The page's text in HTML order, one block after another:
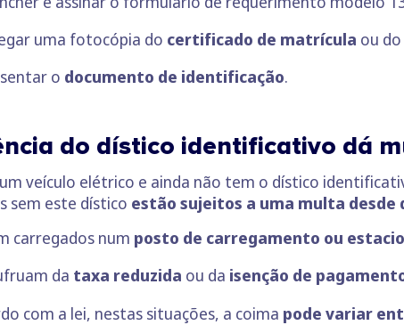
uma fotocópia do certificado de matrícula ou do
o documento de identificação.
do dístico identificativo dá
veículo elétrico e ainda não tem o dístico
sem este dístico estão sujeitos a uma multa desde
carregados num posto de carregamento ou
da taxa reduzida ou da isenção de
com a lei, nestas situações, a coima pode variar